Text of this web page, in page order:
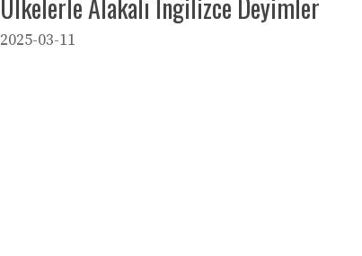
Ülkelerle Alakalı İngilizce Deyimler
2025-03-11